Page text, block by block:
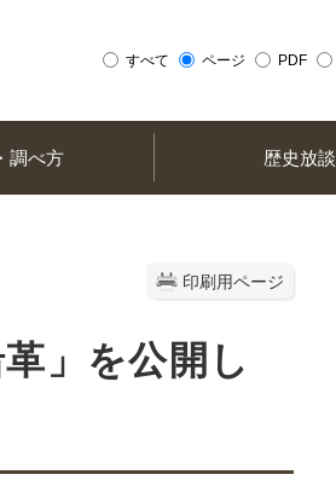
すべて ページ PDF
調べ方 歴史放談
印刷用ページ
」を公開し